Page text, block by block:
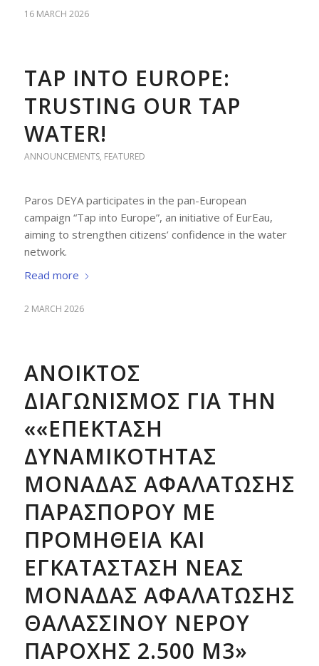
16 MARCH 2026
TAP INTO EUROPE:
TRUSTING OUR TAP
WATER!
ANNOUNCEMENTS, FEATURED
Paros DEYA participates in the pan-European
campaign “Tap into Europe”, an initiative of EurEau,
aiming to strengthen citizens’ confidence in the water
network.
Read more
2 MARCH 2026
ΑΝΟΙΚΤΟΣ
ΔΙΑΓΩΝΙΣΜΟΣ ΓΙΑ ΤΗΝ
««ΕΠΕΚΤΑΣΗ
ΔΥΝΑΜΙΚΟΤΗΤΑΣ
ΜΟΝΑΔΑΣ ΑΦΑΛΑΤΩΣΗΣ
ΠΑΡΑΣΠΟΡΟΥ ΜΕ
ΠΡΟΜΗΘΕΙΑ ΚΑΙ
ΕΓΚΑΤΑΣΤΑΣΗ ΝΕΑΣ
ΜΟΝΑΔΑΣ ΑΦΑΛΑΤΩΣΗΣ
ΘΑΛΑΣΣΙΝΟΥ ΝΕΡΟΥ
ΠΑΡΟΧΗΣ 2.500 M3»